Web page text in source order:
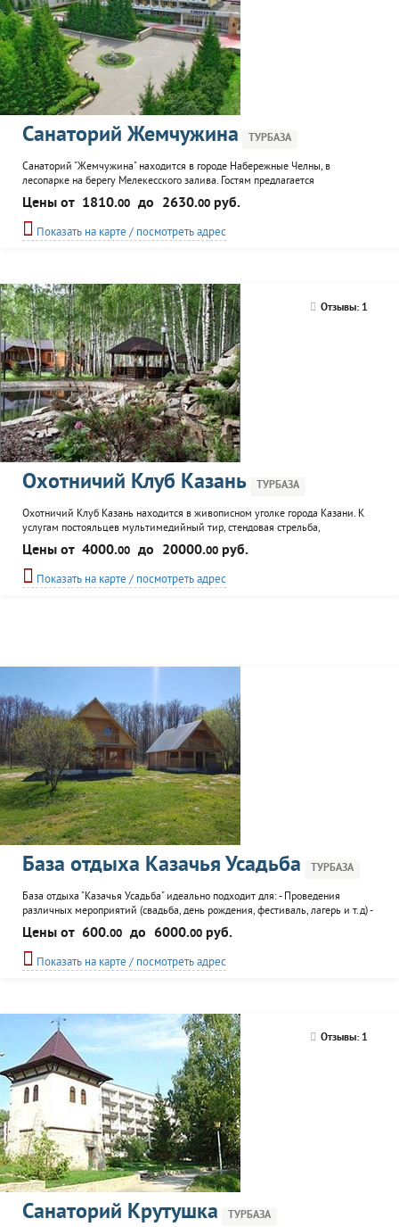
Санаторий Жемчужина ТУРБАЗА
Санаторий "Жемчужина" находится в городе Набережные Челны, в
лесопарке на берегу Мелекесского залива. Гостям предлагается
разместиться в комфортабельных номерах. К услугам отдыхающих
различные виды лечения, спортивные площадки, настольный теннис,
бильярд, библиотека, парикмахерская, киноконцертный и танцевальный
залы, караоке. Работает детский оздоровительный лагерь. В санатории...
Цены от 1810.00 до 2630.00 руб.
Показать на карте / посмотреть адрес
Отзывы: 1
Охотничий Клуб Казань ТУРБАЗА
Охотничий Клуб Казань находится в живописном уголке города Казани. К
услугам постояльцев мультимедийный тир, стендовая стрельба,
организация рыбалки, уютный ресторан Охотничий клуб. У гостей есть
возможность стать членами Клуба и пользоваться рядом преимуществ. Для
размещения доступны гостевые дома.
Цены от 4000.00 до 20000.00 руб.
Показать на карте / посмотреть адрес
База отдыха Казачья Усадьба ТУРБАЗА
База отдыха "Казачья Усадьба" идеально подходит для: - Проведения
различных мероприятий (свадьба, день рождения, фестиваль, лагерь и т.д) -
Семейный отдых; - Рыбалки; - Комфортного размещения дружной
компанией; - И многого другого.. На территории базы расположены: - 2
гостиничных комплекса (на 82 и 56 человек); - 4 гостевых домика (каждый
на 10 человек) - столовая, которая...
Цены от 600.00 до 6000.00 руб.
Показать на карте / посмотреть адрес
Отзывы: 1
Санаторий Крутушка ТУРБАЗА